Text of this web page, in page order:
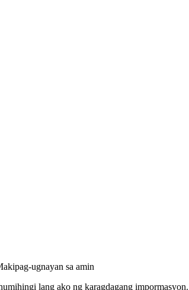
ugnayan sa amin
lang ako ng karagdagang impormasyon.